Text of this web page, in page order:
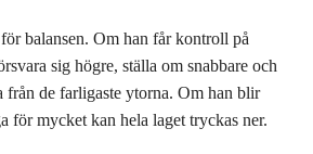
balansen. Om han får kontroll på
sig högre, ställa om snabbare och
från de farligaste ytorna. Om han blir
för mycket kan hela laget tryckas ner.